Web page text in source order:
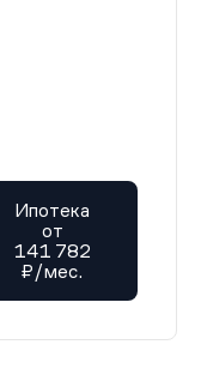
Ипотека
от
141 782
₽/мес.